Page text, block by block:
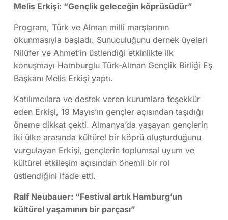
Melis Erkişi: “Gençlik geleceğin köprüsüdür”
Program, Türk ve Alman milli marşlarının
okunmasıyla başladı. Sunuculuğunu dernek üyeleri
Nilüfer ve Ahmet’in üstlendiği etkinlikte ilk
konuşmayı Hamburglu Türk-Alman Gençlik Birliği Eş
Başkanı Melis Erkişi yaptı.
Katılımcılara ve destek veren kurumlara teşekkür
eden Erkişi, 19 Mayıs’ın gençler açısından taşıdığı
öneme dikkat çekti. Almanya’da yaşayan gençlerin
iki ülke arasında kültürel bir köprü oluşturduğunu
vurgulayan Erkişi, gençlerin toplumsal uyum ve
kültürel etkileşim açısından önemli bir rol
üstlendiğini ifade etti.
Ralf Neubauer: “Festival artık Hamburg’un
kültürel yaşamının bir parçası”